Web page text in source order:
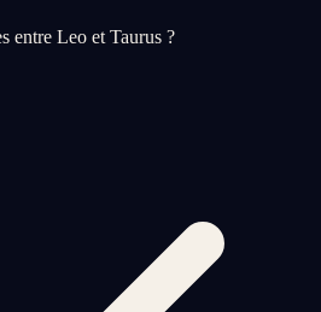
entre Leo et Taurus ?